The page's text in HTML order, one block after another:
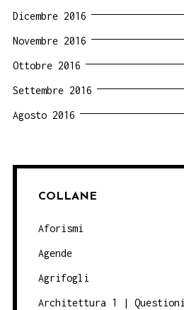
Dicembre 2016
Novembre 2016
Ottobre 2016
Settembre 2016
Agosto 2016
COLLANE
Aforismi
Agende
Agrifogli
Architettura 1 |